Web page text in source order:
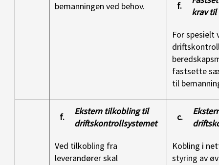
bemanningen ved behov. f.
krav til
For spesielt
fastsette
til
f.
Ekstern tilkobling til
driftskontrollsystemet
Ved tilkobling fra
leverandører skal
c.
Kobling i
styring av